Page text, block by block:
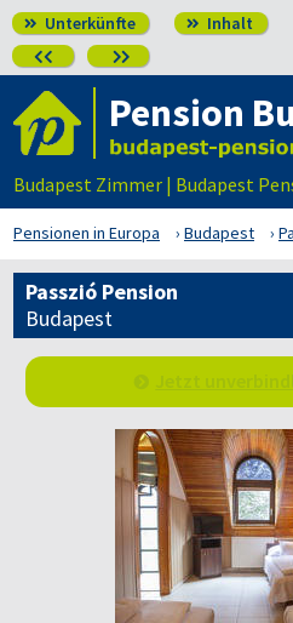
 Unterkünfte  Inhalt
 
Pension
Budapest Zimmer | Budapest
Pensionen in Europa Budapest
Passzió Pension
Budapest